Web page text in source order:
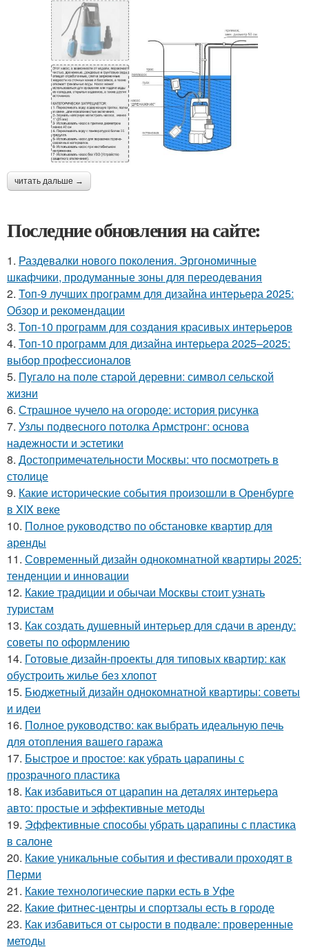
читать дальше →
Последние обновления на сайте:
1. Раздевалки нового поколения. Эргономичные
шкафчики, продуманные зоны для переодевания
2. Топ-9 лучших программ для дизайна интерьера 2025:
Обзор и рекомендации
3. Топ-10 программ для создания красивых интерьеров
4. Топ-10 программ для дизайна интерьера 2025–2025:
выбор профессионалов
5. Пугало на поле старой деревни: символ сельской
жизни
6. Страшное чучело на огороде: история рисунка
7. Узлы подвесного потолка Армстронг: основа
надежности и эстетики
8. Достопримечательности Москвы: что посмотреть в
столице
9. Какие исторические события произошли в Оренбурге
в XIX веке
10. Полное руководство по обстановке квартир для
аренды
11. Современный дизайн однокомнатной квартиры 2025:
тенденции и инновации
12. Какие традиции и обычаи Москвы стоит узнать
туристам
13. Как создать душевный интерьер для сдачи в аренду:
советы по оформлению
14. Готовые дизайн-проекты для типовых квартир: как
обустроить жилье без хлопот
15. Бюджетный дизайн однокомнатной квартиры: советы
и идеи
16. Полное руководство: как выбрать идеальную печь
для отопления вашего гаража
17. Быстрое и простое: как убрать царапины с
прозрачного пластика
18. Как избавиться от царапин на деталях интерьера
авто: простые и эффективные методы
19. Эффективные способы убрать царапины с пластика
в салоне
20. Какие уникальные события и фестивали проходят в
Перми
21. Какие технологические парки есть в Уфе
22. Какие фитнес-центры и спортзалы есть в городе
23. Как избавиться от сырости в подвале: проверенные
методы